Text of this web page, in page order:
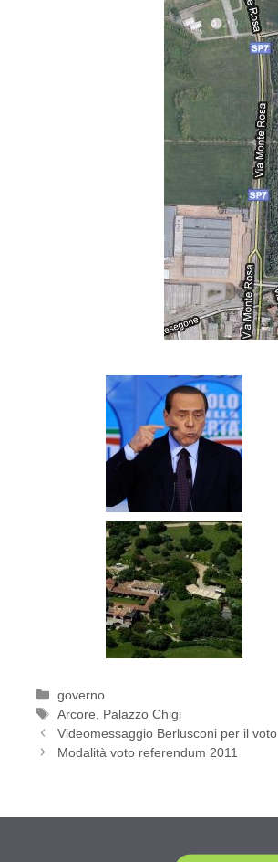
Categorie
governo
Tag
Arcore
Palazzo Chigi
Videomessaggio Berlusconi per il
Modalità voto referendum 2011